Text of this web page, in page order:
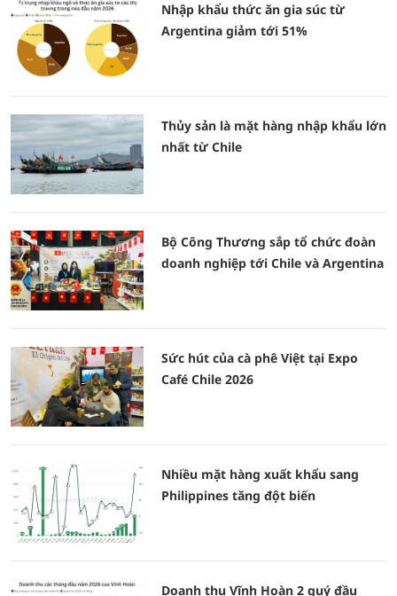
Nhập khẩu thức ăn gia súc từ
Argentina giảm tới 51%
Thủy sản là mặt hàng nhập khẩu lớn
nhất từ Chile
Bộ Công Thương sắp tổ chức đoàn
doanh nghiệp tới Chile và Argentina
Sức hút của cà phê Việt tại Expo
Café Chile 2026
Nhiều mặt hàng xuất khẩu sang
Philippines tăng đột biến
Doanh thu Vĩnh Hoàn 2 quý đầu